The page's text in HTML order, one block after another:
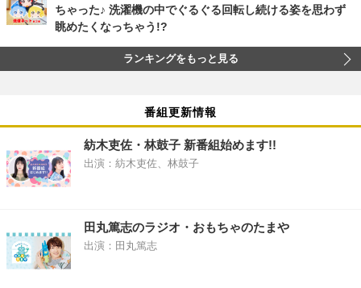
ちゃった♪ 洗濯機の中でぐるぐる回転し続ける姿を思わず
眺めたくなっちゃう!?
ランキングをもっと見る
番組更新情報
紡木吏佐・林鼓子 新番組始めます!!
出演：紡木吏佐、林鼓子
田丸篤志のラジオ・おもちゃのたまや
出演：田丸篤志